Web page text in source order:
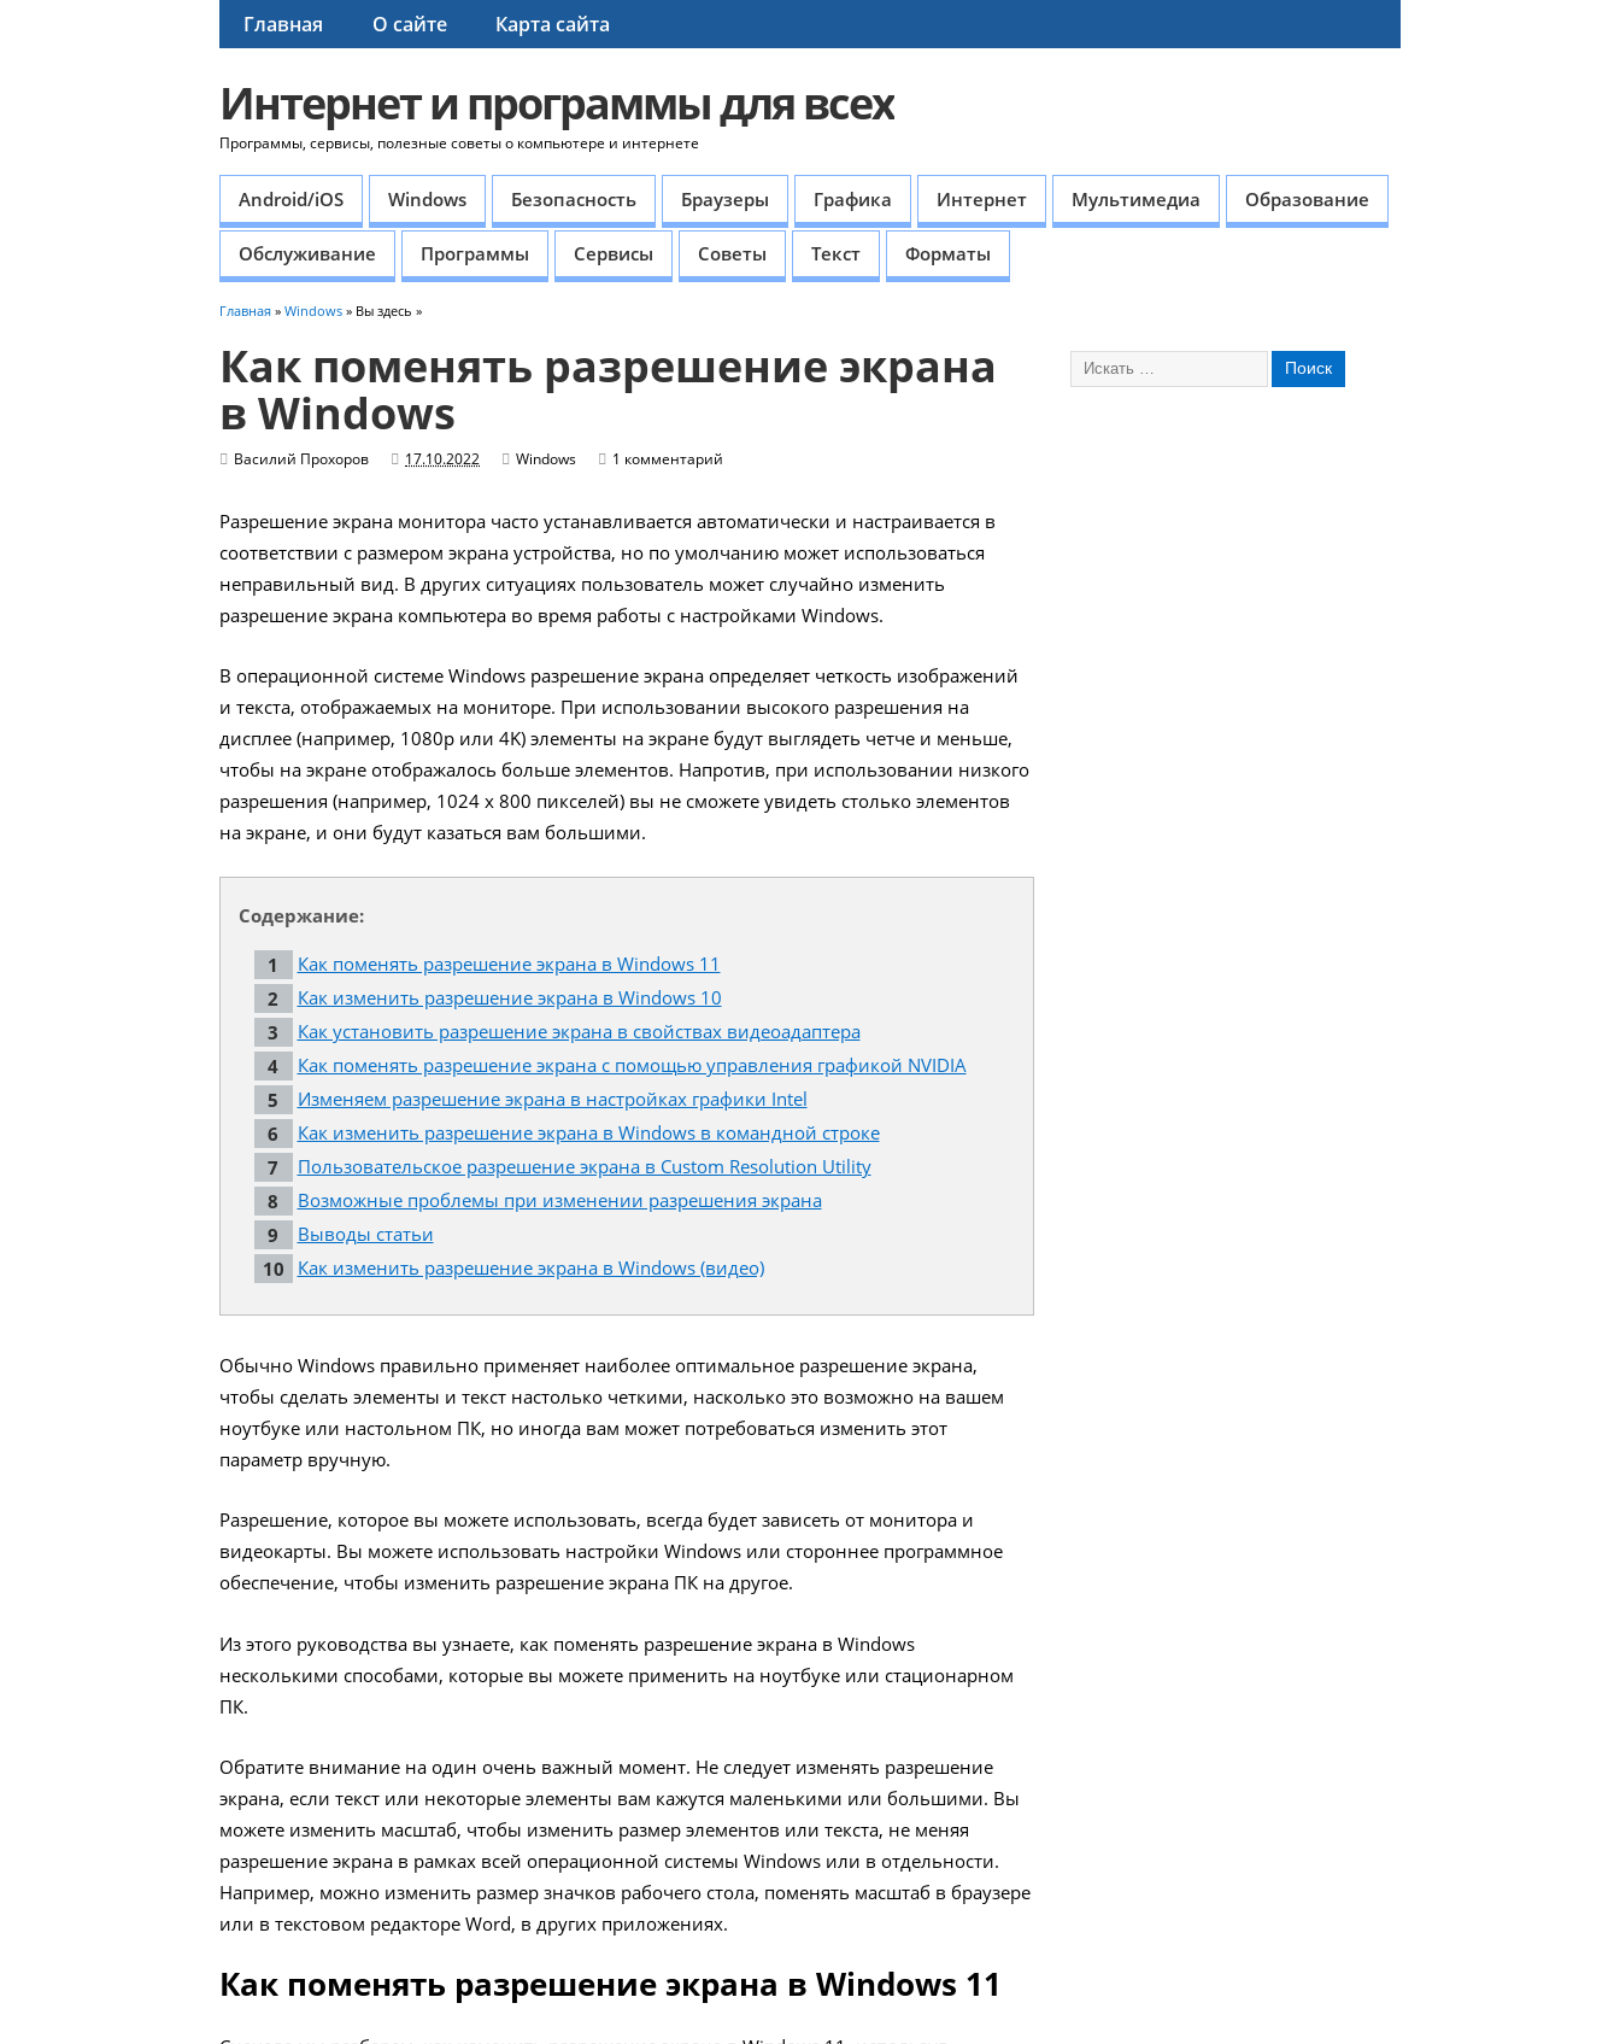
Главная О сайте Карта сайта
Интернет и программы для всех
Программы, сервисы, полезные советы о компьютере и интернете
Android/iOS Windows Безопасность Браузеры Графика Интернет Мультимедиа Образование
Обслуживание Программы Сервисы Советы Текст Форматы
Главная » Windows » Вы здесь »
Как поменять разрешение экрана
в Windows
Василий Прохоров 17.10.2022 Windows 1 комментарий
Разрешение экрана монитора часто устанавливается автоматически и настраивается в
соответствии с размером экрана устройства, но по умолчанию может использоваться
неправильный вид. В других ситуациях пользователь может случайно изменить
разрешение экрана компьютера во время работы с настройками Windows.
В операционной системе Windows разрешение экрана определяет четкость изображений
и текста, отображаемых на мониторе. При использовании высокого разрешения на
дисплее (например, 1080p или 4K) элементы на экране будут выглядеть четче и меньше,
чтобы на экране отображалось больше элементов. Напротив, при использовании низкого
разрешения (например, 1024 x 800 пикселей) вы не сможете увидеть столько элементов
на экране, и они будут казаться вам большими.
Содержание:
Как поменять разрешение экрана в Windows 11
Как изменить разрешение экрана в Windows 10
Как установить разрешение экрана в свойствах видеоадаптера
Как поменять разрешение экрана с помощью управления графикой NVIDIA
Изменяем разрешение экрана в настройках графики Intel
Как изменить разрешение экрана в Windows в командной строке
Пользовательское разрешение экрана в Custom Resolution Utility
Возможные проблемы при изменении разрешения экрана
Выводы статьи
Как изменить разрешение экрана в Windows (видео)
Обычно Windows правильно применяет наиболее оптимальное разрешение экрана,
чтобы сделать элементы и текст настолько четкими, насколько это возможно на вашем
ноутбуке или настольном ПК, но иногда вам может потребоваться изменить этот
параметр вручную.
Разрешение, которое вы можете использовать, всегда будет зависеть от монитора и
видеокарты. Вы можете использовать настройки Windows или стороннее программное
обеспечение, чтобы изменить разрешение экрана ПК на другое.
Из этого руководства вы узнаете, как поменять разрешение экрана в Windows
несколькими способами, которые вы можете применить на ноутбуке или стационарном
ПК.
Обратите внимание на один очень важный момент. Не следует изменять разрешение
экрана, если текст или некоторые элементы вам кажутся маленькими или большими. Вы
можете изменить масштаб, чтобы изменить размер элементов или текста, не меняя
разрешение экрана в рамках всей операционной системы Windows или в отдельности.
Например, можно изменить размер значков рабочего стола, поменять масштаб в браузере
или в текстовом редакторе Word, в других приложениях.
Как поменять разрешение экрана в Windows 11